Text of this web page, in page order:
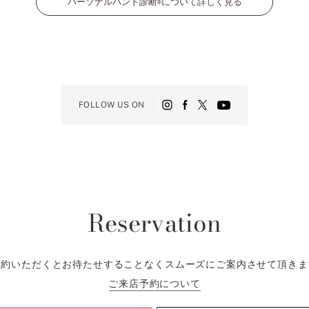
®
FOLLOW US ON
Reservation
いただくとお待たせすることなくスムーズにご案内させて頂き
ご来店予約について